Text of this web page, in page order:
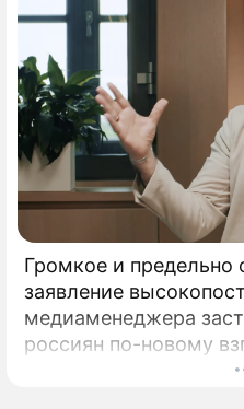
Громкое и предельно
заявление
медиаменеджера
россиян по-новому
годами происходит на